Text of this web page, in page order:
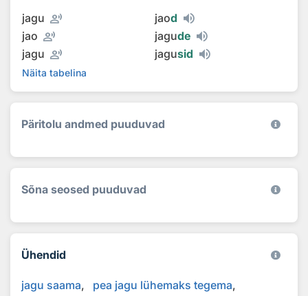
jagu record_voice_over jaod
jao record_voice_over jagude
jagu record_voice_over jagusid
Näita tabelina
Päritolu andmed puuduvad
Sõna seosed puuduvad
Ühendid
jagu saama
pea jagu lühemaks tegema